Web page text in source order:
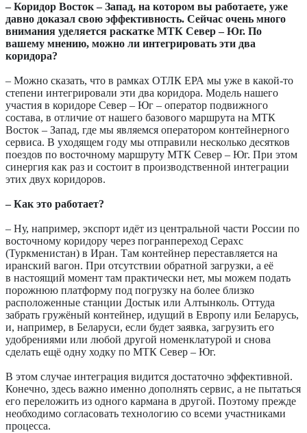
– Коридор Восток – Запад, на котором вы работаете, уже
давно доказал свою эффективность. Сейчас очень много
внимания уделяется раскатке МТК Север – Юг. По
вашему мнению, можно ли интегрировать эти два
коридора?
– Можно сказать, что в рамках ОТЛК ЕРА мы уже в какой-то
степени интегрировали эти два коридора. Модель нашего
участия в коридоре Север – Юг – оператор подвижного
состава, в отличие от нашего базового маршрута на МТК
Восток – Запад, где мы являемся оператором контейнерного
сервиса. В уходящем году мы отправили несколько десятков
поездов по восточному маршруту МТК Север – Юг. При этом
синергия как раз и состоит в производственной интеграции
этих двух коридоров.
– Как это работает?
– Ну, например, экспорт идёт из центральной части России по
восточному коридору через погранпереход Серахс
(Туркменистан) в Иран. Там контейнер переставляется на
иранский вагон. При отсутствии обратной загрузки, а её
в настоящий момент там практически нет, мы можем подать
порожнюю платформу под погрузку на более близко
расположенные станции Достык или Алтынколь. Оттуда
забрать гружёный контейнер, идущий в Европу или Беларусь,
и, например, в Беларуси, если будет заявка, загрузить его
удобрениями или любой другой номенклатурой и снова
сделать ещё одну ходку по МТК Север – Юг.
В этом случае интеграция видится достаточно эффективной.
Конечно, здесь важно именно дополнять сервис, а не пытаться
его переложить из одного кармана в другой. Поэтому прежде
необходимо согласовать технологию со всеми участниками
процесса.